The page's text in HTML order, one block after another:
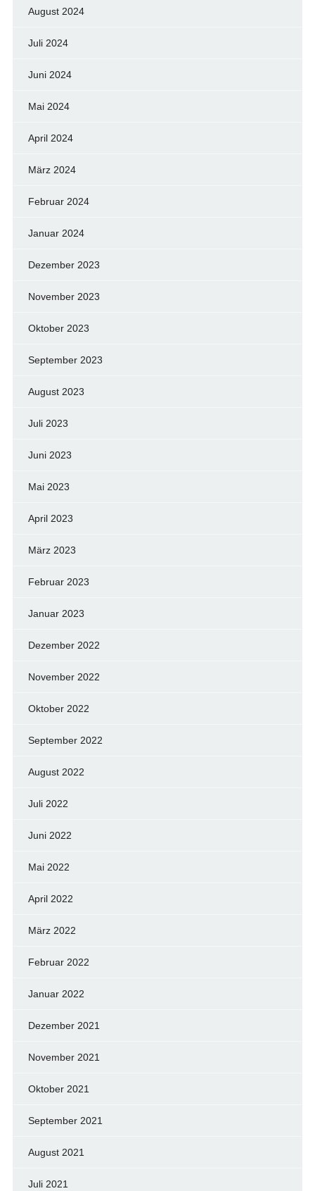
August 2024
Juli 2024
Juni 2024
Mai 2024
April 2024
März 2024
Februar 2024
Januar 2024
Dezember 2023
November 2023
Oktober 2023
September 2023
August 2023
Juli 2023
Juni 2023
Mai 2023
April 2023
März 2023
Februar 2023
Januar 2023
Dezember 2022
November 2022
Oktober 2022
September 2022
August 2022
Juli 2022
Juni 2022
Mai 2022
April 2022
März 2022
Februar 2022
Januar 2022
Dezember 2021
November 2021
Oktober 2021
September 2021
August 2021
Juli 2021